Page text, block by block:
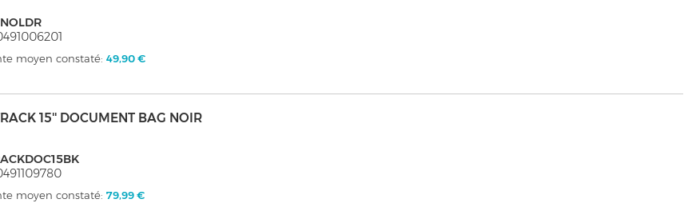
moyen constaté:49,90 €
15'' DOCUMENT BAG NOIR
moyen constaté:79,99 €